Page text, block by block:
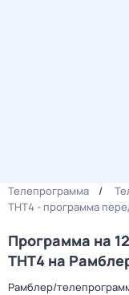
Телепрограмма
ТНТ4 - программа
Программа на
ТНТ4 на
Рамблер/